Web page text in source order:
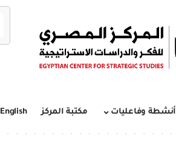
أنشطة وفاعليات مكتبة المركز English